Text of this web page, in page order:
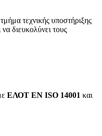
τεχνικής υποστήριξης
διευκολύνει τους
ΕΛΟΤ EN ISO 14001 και